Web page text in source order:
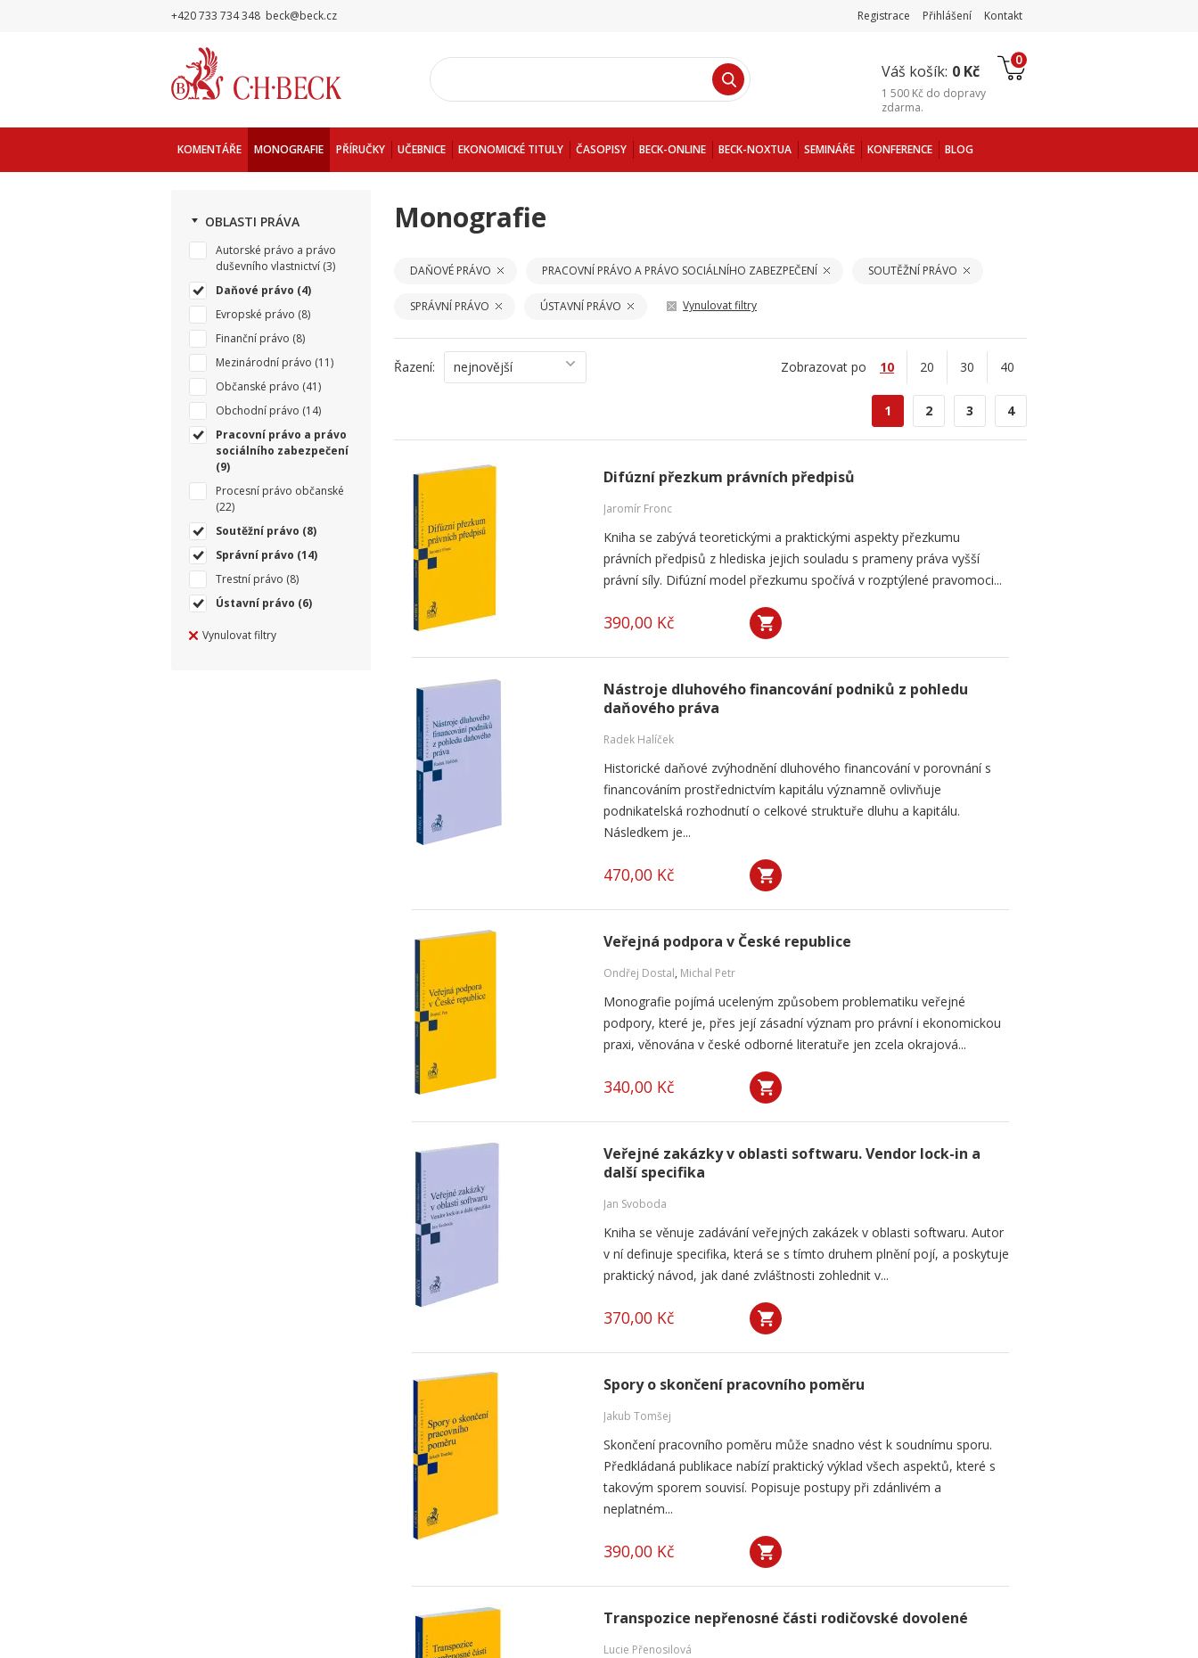
+420 733 734 348 beck@beck.cz Registrace Přihlášení Kontakt
Váš košík: 0 Kč
0
1 500 Kč do dopravy
zdarma.
KOMENTÁŘE MONOGRAFIE PŘÍRUČKY UČEBNICE EKONOMICKÉ TITULY ČASOPISY BECK-ONLINE BECK-NOXTUA SEMINÁŘE KONFERENCE BLOG
OBLASTI PRÁVA
Autorské právo a právo
duševního vlastnictví (3)
Daňové právo (4)
Evropské právo (8)
Finanční právo (8)
Mezinárodní právo (11)
Občanské právo (41)
Obchodní právo (14)
Pracovní právo a právo
sociálního zabezpečení
(9)
Procesní právo občanské
(22)
Soutěžní právo (8)
Správní právo (14)
Trestní právo (8)
Ústavní právo (6)
Vynulovat filtry
Monografie
DAŇOVÉ PRÁVO PRACOVNÍ PRÁVO A PRÁVO SOCIÁLNÍHO ZABEZPEČENÍ SOUTĚŽNÍ PRÁVO
SPRÁVNÍ PRÁVO ÚSTAVNÍ PRÁVO Vynulovat filtry
Řazení: nejnovější Zobrazovat po 10 20 30 40
1 2 3 4
Difúzní přezkum právních předpisů
Jaromír Fronc
Kniha se zabývá teoretickými a praktickými aspekty přezkumu
právních předpisů z hlediska jejich souladu s prameny práva vyšší
právní síly. Difúzní model přezkumu spočívá v rozptýlené pravomoci...
390,00 Kč
Nástroje dluhového financování podniků z pohledu
daňového práva
Radek Halíček
Historické daňové zvýhodnění dluhového financování v porovnání s
financováním prostřednictvím kapitálu významně ovlivňuje
podnikatelská rozhodnutí o celkové struktuře dluhu a kapitálu.
Následkem je...
470,00 Kč
Veřejná podpora v České republice
Ondřej Dostal, Michal Petr
Monografie pojímá uceleným způsobem problematiku veřejné
podpory, které je, přes její zásadní význam pro právní i ekonomickou
praxi, věnována v české odborné literatuře jen zcela okrajová...
340,00 Kč
Veřejné zakázky v oblasti softwaru. Vendor lock-in a
další specifika
Jan Svoboda
Kniha se věnuje zadávání veřejných zakázek v oblasti softwaru. Autor
v ní definuje specifika, která se s tímto druhem plnění pojí, a poskytuje
praktický návod, jak dané zvláštnosti zohlednit v...
370,00 Kč
Spory o skončení pracovního poměru
Jakub Tomšej
Skončení pracovního poměru může snadno vést k soudnímu sporu.
Předkládaná publikace nabízí praktický výklad všech aspektů, které s
takovým sporem souvisí. Popisuje postupy při zdánlivém a
neplatném...
390,00 Kč
Transpozice nepřenosné části rodičovské dovolené
Lucie Přenosilová